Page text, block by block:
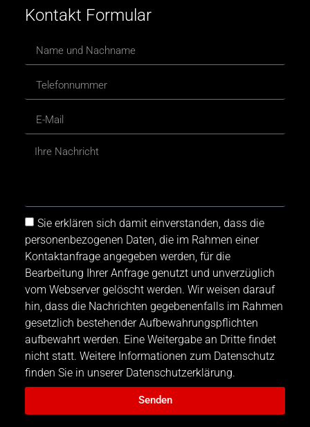
Kontakt Formular
Sie erklären sich damit einverstanden, dass die
personenbezogenen Daten, die im Rahmen einer
Kontaktanfrage angegeben werden, für die
Bearbeitung Ihrer Anfrage genutzt und unverzüglich
vom Webserver gelöscht werden. Wir weisen darauf
hin, dass die Nachrichten gegebenenfalls im Rahmen
gesetzlich bestehender Aufbewahrungspflichten
aufbewahrt werden. Eine Weitergabe an Dritte findet
nicht statt. Weitere Informationen zum Datenschutz
finden Sie in unserer Datenschutzerklärung.
Senden